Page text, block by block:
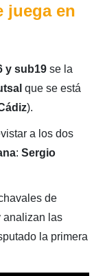
juega en
y sub19 se la
que se está
).
a los dos
: Sergio
de
las
la primera